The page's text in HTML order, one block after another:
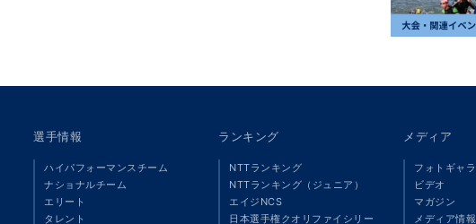
選手情報
ハイパフォーマンスチーム
ナショナルチーム
エリート
タレント
ランキング
NTTランキング
NTTランキング（ジュニア）
エイジNCS
日本選手権クオリファイシリー
メディア
フォトギャ
ビデオ
マガジン
メディア情報